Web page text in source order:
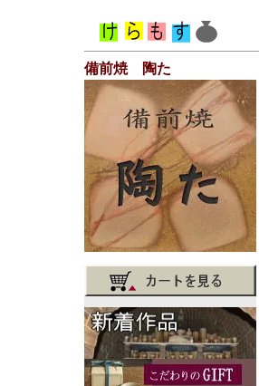
備前焼 陶た